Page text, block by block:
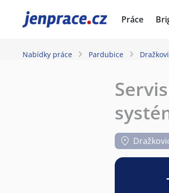
JenPráce.cz Práce
Nabídky práce Pardubice